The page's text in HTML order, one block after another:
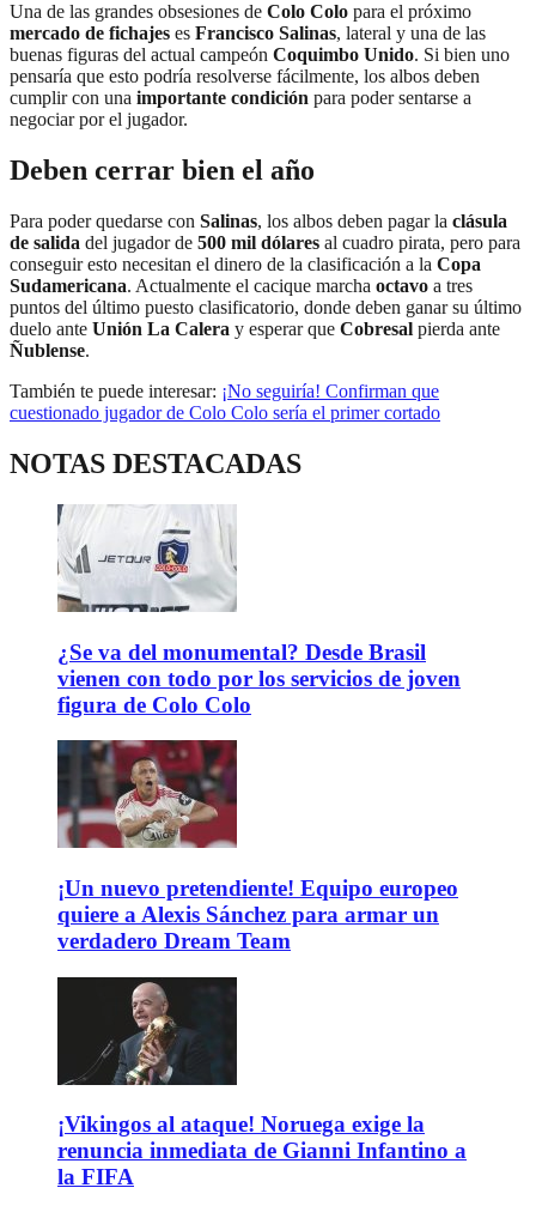
Una de las grandes obsesiones de Colo Colo para el próximo
mercado de fichajes es Francisco Salinas, lateral y una de las
buenas figuras del actual campeón Coquimbo Unido. Si bien uno
pensaría que esto podría resolverse fácilmente, los albos deben
cumplir con una importante condición para poder sentarse a
negociar por el jugador.
Deben cerrar bien el año
Para poder quedarse con Salinas, los albos deben pagar la clásula
de salida del jugador de 500 mil dólares al cuadro pirata, pero para
conseguir esto necesitan el dinero de la clasificación a la Copa
Sudamericana. Actualmente el cacique marcha octavo a tres
puntos del último puesto clasificatorio, donde deben ganar su último
duelo ante Unión La Calera y esperar que Cobresal pierda ante
Ñublense.
También te puede interesar: ¡No seguiría! Confirman que
cuestionado jugador de Colo Colo sería el primer cortado
NOTAS DESTACADAS
¿Se va del monumental? Desde Brasil
vienen con todo por los servicios de joven
figura de Colo Colo
¡Un nuevo pretendiente! Equipo europeo
quiere a Alexis Sánchez para armar un
verdadero Dream Team
¡Vikingos al ataque! Noruega exige la
renuncia inmediata de Gianni Infantino a
la FIFA